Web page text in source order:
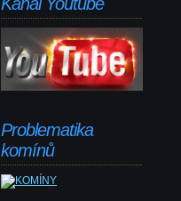
Problematika
komínů